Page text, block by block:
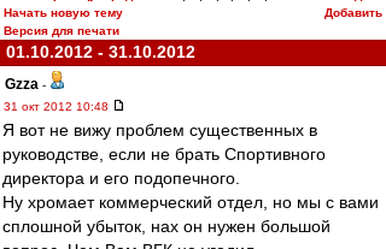
Начать новую тему
Добавить
Версия для печати
01.10.2012 - 31.10.2012
Gzza -
31 окт 2012 10:48
Я вот не вижу проблем существенных в
руководстве, если не брать Спортивного
директора и его подопечного.
Ну хромает коммерческий отдел, но мы с вами
сплошной убыток, нах он нужен большой